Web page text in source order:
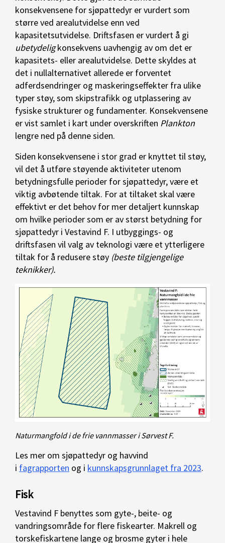
konsekvensene for sjøpattedyr er vurdert som
større ved arealutvidelse enn ved
kapasitetsutvidelse. Driftsfasen er vurdert å gi
ubetydeligkonsekvens uavhengig av om det er
kapasitets- eller arealutvidelse. Dette skyldes at
det i nullalternativet allerede er forventet
adferdsendringer og maskeringseffekter fra ulike
typer støy, som skipstrafikk og utplassering av
fysiske strukturer og fundamenter. Konsekvensene
er vist samlet i kart under overskriften Plankton
lengre ned på denne siden.
Siden konsekvensene i stor grad er knyttet til støy,
vil det å utføre støyende aktiviteter utenom
betydningsfulle perioder for sjøpattedyr, være et
viktig avbøtende tiltak. For at tiltaket skal være
effektivt er det behov for mer detaljert kunnskap
om hvilke perioder som er av størst betydning for
sjøpattedyr i Vestavind F. I utbyggings- og
driftsfasen vil valg av teknologi være et ytterligere
tiltak for å redusere støy (beste tilgjengelige
teknikker).
Naturmangfold i de frie vannmasser i Sørvest F.
Les mer om sjøpattedyr og havvind
i fagrapporten og i kunnskapsgrunnlaget fra 2023.
Fisk
Vestavind F benyttes som gyte-, beite- og
vandringsområde for flere fiskearter. Makrell og
torskefiskartene lange og brosme gyter i hele